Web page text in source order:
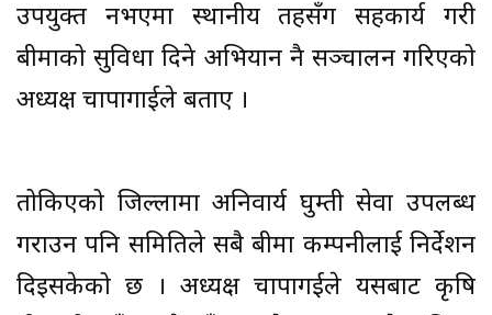
उपयुक्त नभएमा स्थानीय तहसँग सहकार्य गरी
बीमाको सुविधा दिने अभियान नै सञ्चालन गरिएको
अध्यक्ष चापागाईले बताए ।
तोकिएको जिल्लामा अनिवार्य घुम्ती सेवा उपलब्ध
गराउन पनि समितिले सबै बीमा कम्पनीलाई निर्देशन
दिइसकेको छ । अध्यक्ष चापागईले यसबाट कृषि